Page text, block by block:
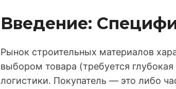
Введение:
Рынок строительных материалов
выбором товара (требуется
логистики. Покупатель — это либо